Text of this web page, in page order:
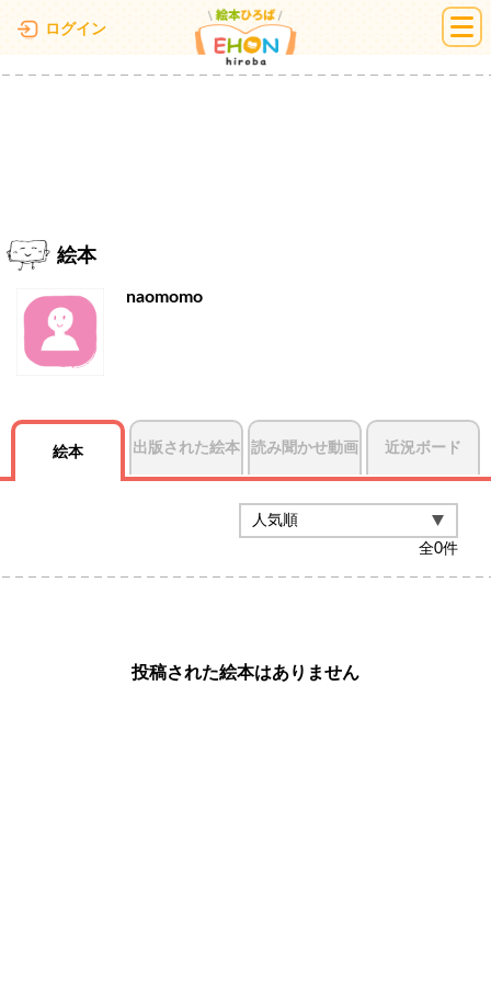
ログイン 絵本ひろば
絵本
naomomo
絵本 出版された絵本 読み聞かせ動画 近況ボード
全0件
投稿された絵本はありません